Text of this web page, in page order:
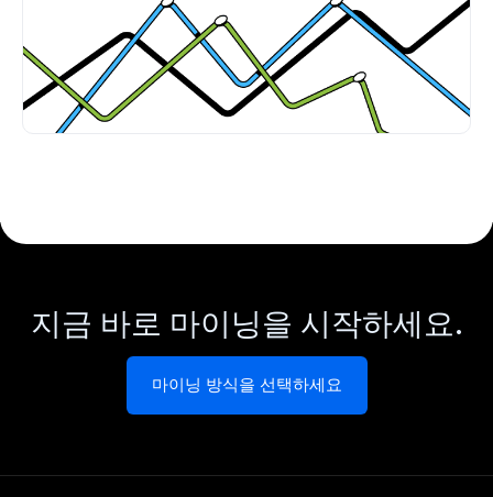
지금 바로 마이닝을 시작하세요.
마이닝 방식을 선택하세요